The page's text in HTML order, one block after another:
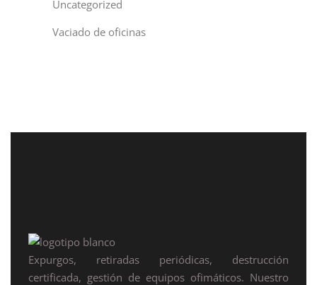
Uncategorized
Vaciado de oficinas
Expurgos, retiradas periódicas, destrucción
certificada, gestión de equipos ofimáticos. Nuestro